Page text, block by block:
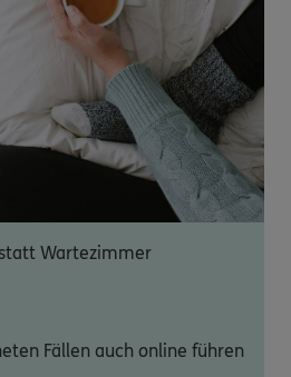
Wartezimmer
Fällen auch online führen